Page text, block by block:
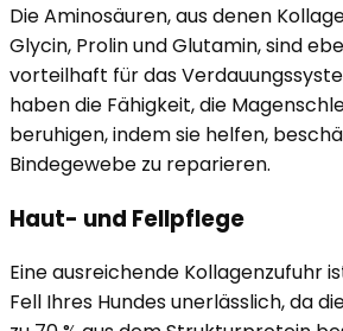
Die Aminosäuren, aus denen
Glycin, Prolin und Glutamin, sind
vorteilhaft für das
haben die Fähigkeit, die
beruhigen, indem sie helfen,
Bindegewebe zu reparieren.
Haut- und Fellpflege
Eine ausreichende Kollagenzufuhr
Fell Ihres Hundes unerlässlich, da